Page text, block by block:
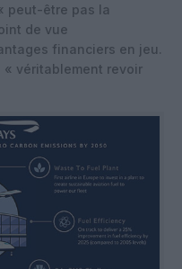
peut-être pas la
de vue
financiers en jeu.
« véritablement revoir